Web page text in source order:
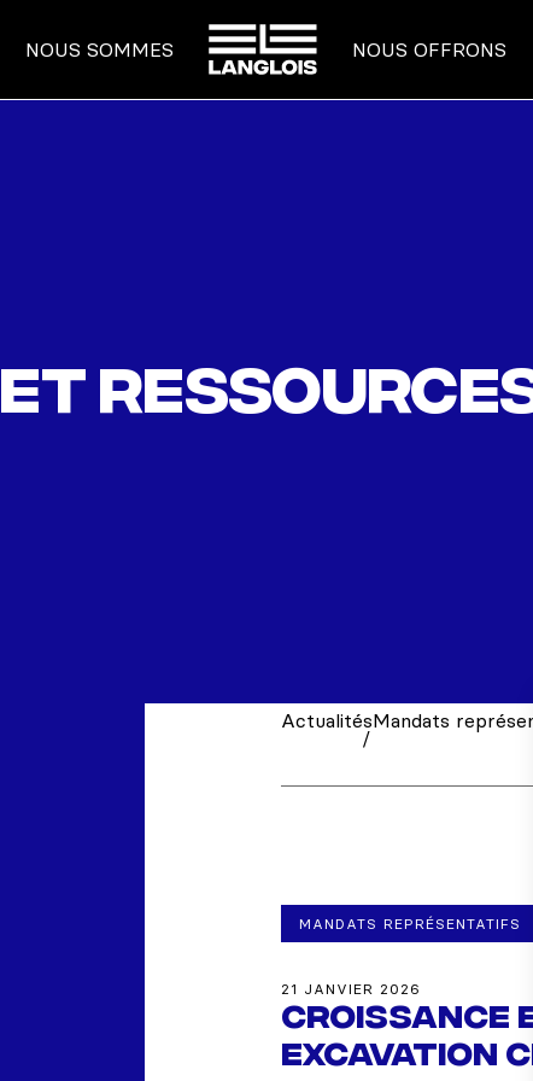
NOUS SOMMES
ACCUEIL
NOUS OFFRONS
Actualités
/
Mandats
MANDATS REPRÉSENTATIFS
21 JANVIER 2026
Croissance
Excavation